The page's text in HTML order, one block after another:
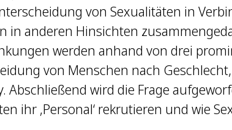
von Sexualitäten in
in anderen Hinsichten
werden anhand von drei
von Menschen nach
Abschließend wird die Frage
ihr ‚Personal‘ rekrutieren und wie